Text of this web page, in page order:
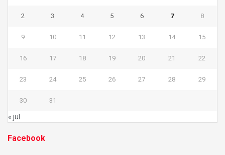
2 3 4 5 6 7 8
9 10 11 12 13 14 15
16 17 18 19 20 21 22
23 24 25 26 27 28 29
30 31
« jul
Facebook